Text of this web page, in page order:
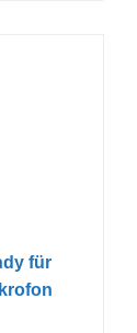
für